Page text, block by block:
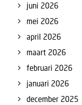
juni 2026
mei 2026
april 2026
maart 2026
februari 2026
januari 2026
december 2025